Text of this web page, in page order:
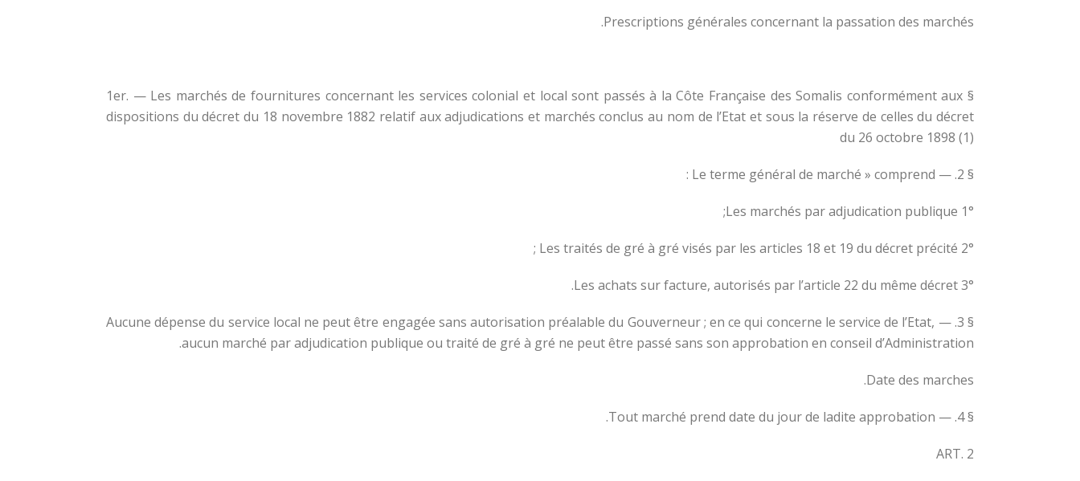
Prescriptions générales concernant la passation des marchés.
§ 1er. — Les marchés de fournitures concernant les services colonial et local sont passés à la Côte Française des Somalis conformément aux
dispositions du décret du 18 novembre 1882 relatif aux adjudications et marchés conclus au nom de l’Etat et sous la réserve de celles du décret
du 26 octobre 1898 (1)
§ 2. — Le terme général de marché » comprend :
1° Les marchés par adjudication publique;
2° Les traités de gré à gré visés par les articles 18 et 19 du décret précité ;
3° Les achats sur facture, autorisés par l’article 22 du même décret.
§ 3. — Aucune dépense du service local ne peut être engagée sans autorisation préalable du Gouverneur ; en ce qui concerne le service de l’Etat,
aucun marché par adjudication publique ou traité de gré à gré ne peut être passé sans son approbation en conseil d’Administration.
Date des marches.
§ 4. — Tout marché prend date du jour de ladite approbation.
ART. 2